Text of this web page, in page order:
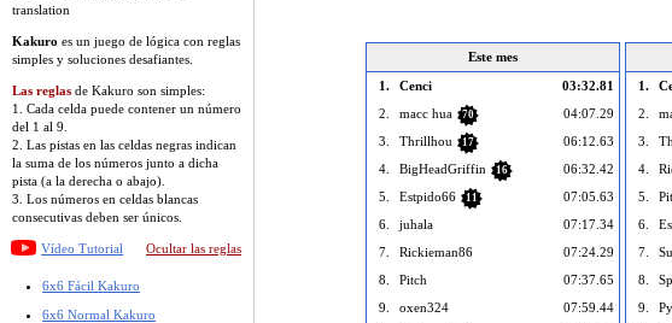
translation
Kakuro es un juego de lógica con reglas
simples y soluciones desafiantes.
Las reglas de Kakuro son simples:
1. Cada celda puede contener un número
del 1 al 9.
2. Las pistas en las celdas negras indican
la suma de los números junto a dicha
pista (a la derecha o abajo).
3. Los números en celdas blancas
consecutivas deben ser únicos.
Vídeo Tutorial Ocultar las reglas
6x6 Fácil Kakuro
6x6 Normal Kakuro
Este mes
1.
Cenci
03:32.81
2.
macc hua 70
04:07.29
3.
Thrillhou 17
06:12.63
4.
BigHeadGriffin 16
06:32.42
5.
Estpido66 11
07:05.63
6.
juhala
07:17.34
7.
Rickieman86
07:24.29
8.
Pitch
07:37.65
9.
oxen324
07:59.44
1.
2.
3.
4.
5.
6.
7.
8.
9.